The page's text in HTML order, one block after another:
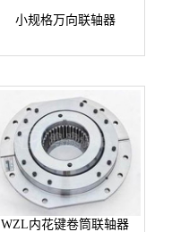
小规格万向联轴器
WZL内花键卷筒联轴器